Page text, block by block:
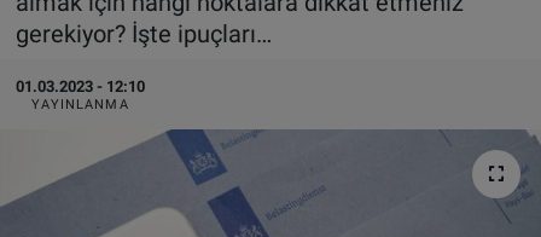
gerekiyor? İşte ipuçları…
01.03.2023 - 12:10
YAYINLANMA
BİLİM-TEKNOLOJİ
SAĞLIK
FOTO GALERİ
VIDEO GALERİ
ALGEMENE VOORWAARDEN
Haber Arşivi